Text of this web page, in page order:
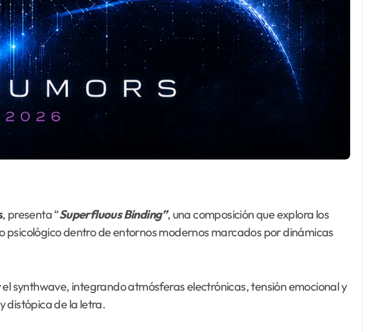
, presenta “Superfluous Binding”, una composición que explora los
dentro de entornos modernos marcados por dinámicas
synthwave, integrando atmósferas electrónicas, tensión emocional y
distópica de la letra.